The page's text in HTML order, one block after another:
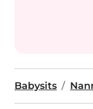
Babysits